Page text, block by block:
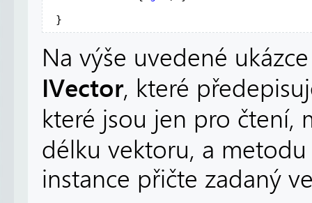
}
Na výše uvedené
IVector, které
které jsou jen pro čtení,
délku vektoru, a
instance přičte zadaný